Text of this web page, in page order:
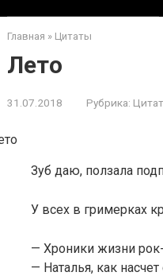
Главная » Цитаты
Лето
31.07.2018 Рубрика:
Зуб даю, ползала
У всех в гримерках
— Хроники жизни
— Наталья, как